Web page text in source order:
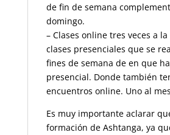
de fin de semana
domingo.
– Clases online tres veces a
clases presenciales que se
fines de semana de en que
presencial. Donde también
encuentros online. Uno al
Es muy importante aclarar
formación de Ashtanga, ya